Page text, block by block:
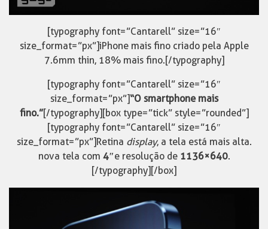
[typography font=”Cantarell” size=”16″
size_format=”px”]iPhone mais fino criado pela Apple
7.6mm thin, 18% mais fino.[/typography]
[typography font=”Cantarell” size=”16″
size_format=”px”]“O smartphone mais
fino.”[/typography][box type=”tick” style=”rounded”]
[typography font=”Cantarell” size=”16″
size_format=”px”]Retina display, a tela está mais alta.
nova tela com 4″e resolução de 1136×640.
[/typography][/box]